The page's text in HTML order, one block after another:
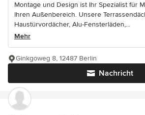
Montage und Design ist Ihr Spezialist für
Ihren Außenbereich. Unsere
Haustürvordächer, Alu-Fensterläden,...
Mehr
Nachricht
Ginkgoweg 8, 12487 Berlin